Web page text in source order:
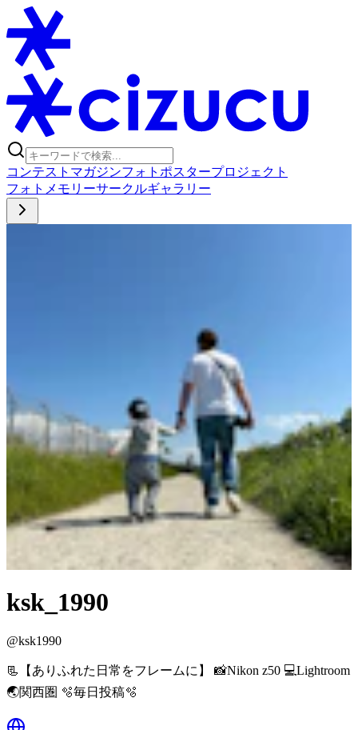
コンテスト マガジンフォトポスタープロジェクト
フォト メモリーサークルギャラリー
ksk_1990
@ksk1990
📃【ありふれた日常をフレームに】 📸Nikon z50 💻Lightroom
🌏関西圏 🫧毎日投稿🫧